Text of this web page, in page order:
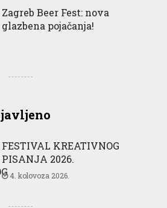
Zagreb Beer Fest: nova
glazbena pojačanja!
FESTIVAL KREATIVNOG
PISANJA 2026.
4. kolovoza 2026.